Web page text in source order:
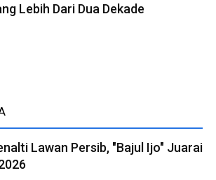
Lebih Dari Dua Dekade
Lawan Persib, "Bajul Ijo" Juarai